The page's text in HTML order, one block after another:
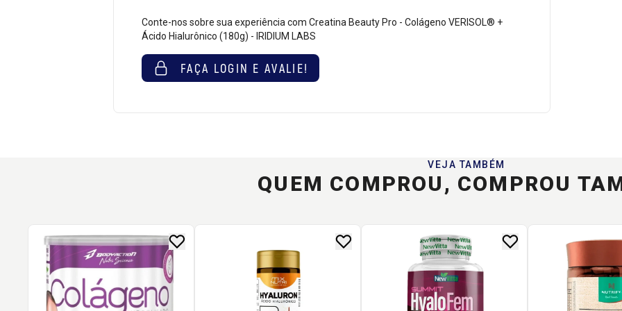
Conte-nos sobre sua experiência com Creatina Beauty Pro - Colágeno VERISOL® +
Ácido Hialurônico (180g) - IRIDIUM LABS
FAÇA LOGIN E AVALIE!
VEJA TAMBÉM
QUEM COMPROU, COMPROU